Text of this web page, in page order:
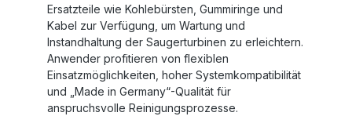
Ersatzteile wie Kohlebürsten, Gummiringe und
Kabel zur Verfügung, um Wartung und
Instandhaltung der Saugerturbinen zu erleichtern.
Anwender profitieren von flexiblen
Einsatzmöglichkeiten, hoher Systemkompatibilität
und „Made in Germany“-Qualität für
anspruchsvolle Reinigungsprozesse.